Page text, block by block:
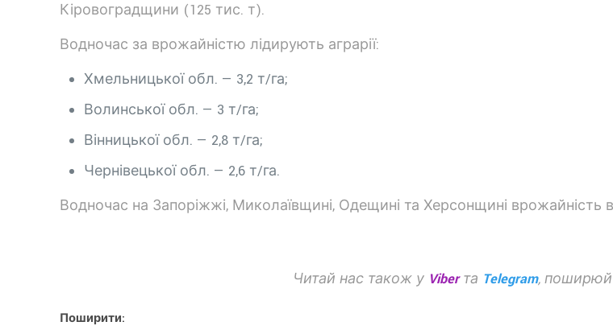
Кіровоградщини (125 тис. т).
Водночас за врожайністю лідирують аграрії:
Хмельницької обл. — 3,2 т/га;
Волинської обл. — 3 т/га;
Вінницької обл. — 2,8 т/га;
Чернівецької обл. — 2,6 т/га.
Водночас на Запоріжжі, Миколаївщині, Одещині та Херсонщині врожайність
Читай нас також у Viberта Telegram, поширюй
Поширити: